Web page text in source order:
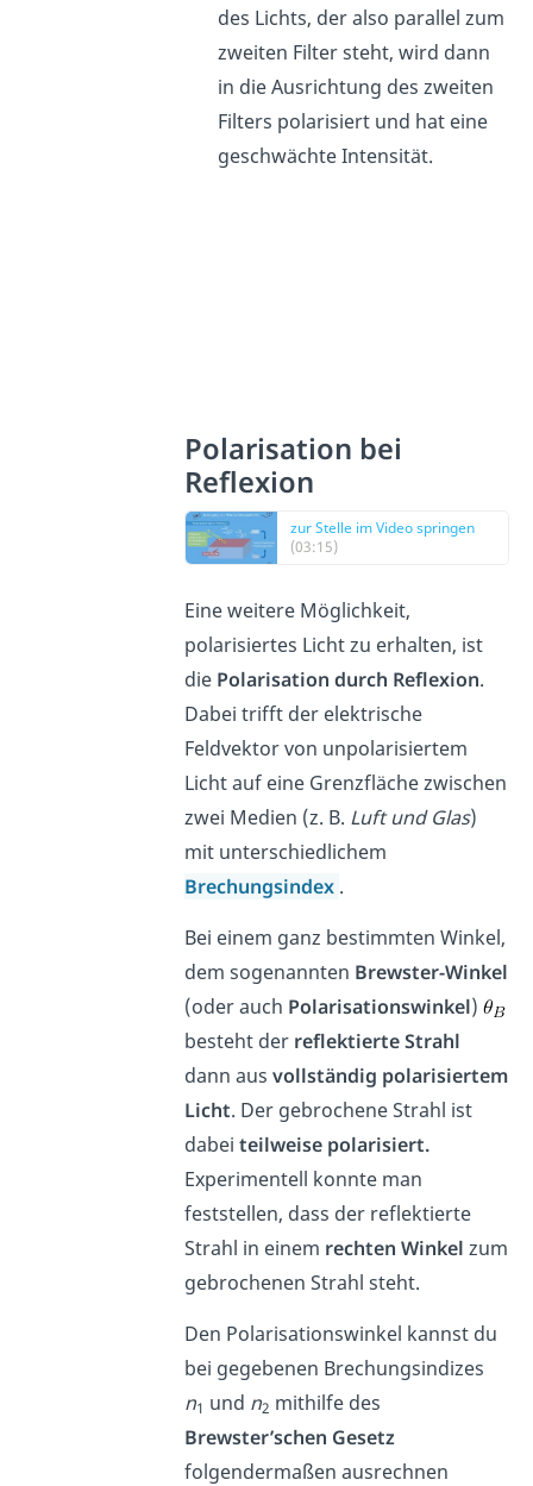
des Lichts, der also parallel zum
zweiten Filter steht, wird dann
in die Ausrichtung des zweiten
Filters polarisiert und hat eine
geschwächte Intensität.
Polarisation bei
Reflexion
zur Stelle im Video springen
(03:15)
Eine weitere Möglichkeit,
polarisiertes Licht zu erhalten, ist
die Polarisation durch Reflexion.
Dabei trifft der elektrische
Feldvektor von unpolarisiertem
Licht auf eine Grenzfläche zwischen
zwei Medien (z. B. Luft und Glas)
mit unterschiedlichem
Brechungsindex .
Bei einem ganz bestimmten Winkel,
dem sogenannten Brewster-Winkel
(oder auch Polarisationswinkel)
besteht der reflektierte Strahl
dann ausvollständig polarisiertem
Licht. Der gebrochene Strahl ist
dabeiteilweise polarisiert.
Experimentell konnte man
feststellen, dass der reflektierte
Strahl in einem rechten Winkelzum
gebrochenen Strahl steht.
Den Polarisationswinkel kannst du
bei gegebenen Brechungsindizes
n1 und n2 mithilfe des
Brewster’schen Gesetz
folgendermaßen ausrechnen